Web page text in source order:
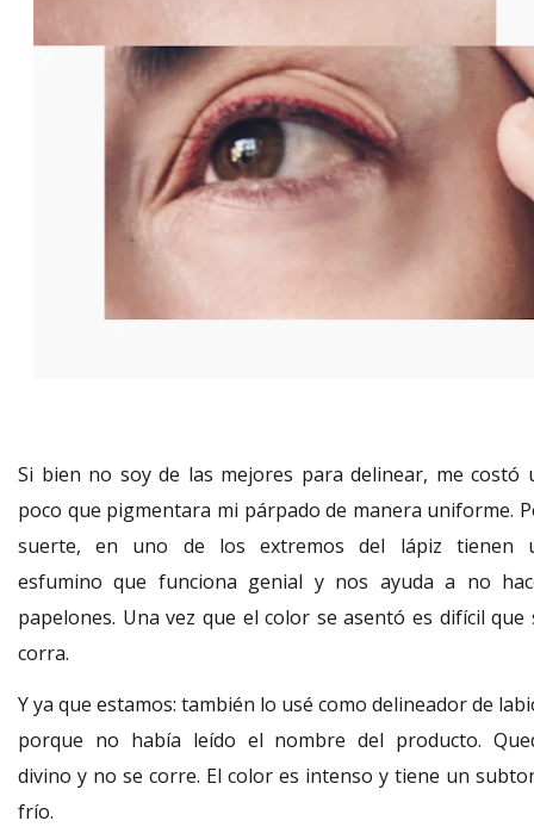
Si bien no soy de las mejores para delinear, me costó
poco que pigmentara mi párpado de manera uniforme.
suerte, en uno de los extremos del lápiz tienen
esfumino que funciona genial y nos ayuda a no
papelones. Una vez que el color se asentó es difícil que
corra.
Y ya que estamos: también lo usé como delineador de
porque no había leído el nombre del producto.
divino y no se corre. El color es intenso y tiene un
frío.